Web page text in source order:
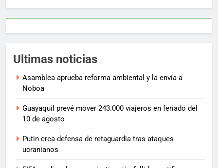
Ultimas noticias
Asamblea aprueba reforma ambiental y la envía a
Noboa
Guayaquil prevé mover 243.000 viajeros en feriado del
10 de agosto
Putin crea defensa de retaguardia tras ataques
ucranianos